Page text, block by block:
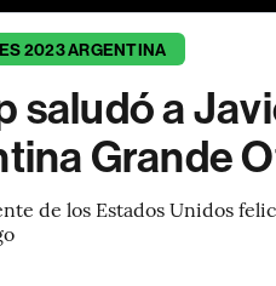
2023 ARGENTINA
saludó a
Grande
de los Estados Unidos